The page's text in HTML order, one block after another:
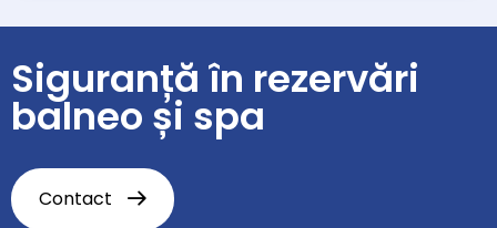
Siguranță în rezervări
balneo și spa
Contact